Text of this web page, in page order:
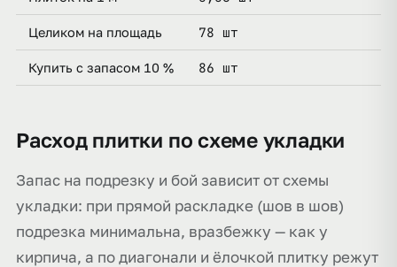
Целиком на площадь 78 шт
Купить с запасом 10 % 86 шт
Расход плитки по схеме укладки
Запас на подрезку и бой зависит от схемы
укладки: при прямой раскладке (шов в шов)
подрезка минимальна, вразбежку — как у
кирпича, а по диагонали и ёлочкой плитку режут